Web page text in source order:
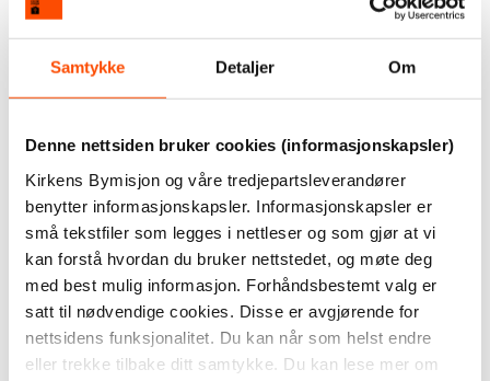
Samtykke Detaljer Om
Denne nettsiden bruker cookies (informasjonskapsler)
Kirkens Bymisjon og våre tredjepartsleverandører
benytter informasjonskapsler. Informasjonskapsler er
små tekstfiler som legges i nettleser og som gjør at vi
kan forstå hvordan du bruker nettstedet, og møte deg
med best mulig informasjon. Forhåndsbestemt valg er
satt til nødvendige cookies. Disse er avgjørende for
nettsidens funksjonalitet. Du kan når som helst endre
eller trekke tilbake ditt samtykke. Du kan lese mer om
Jesmonite er et miljøvennlig alternativ til betong
som gir fine overflater og presis struktur.
Støpemassen består av mineralbase og vannbasert
akrylvæske, og inneholder ingen løsemidler eller
216 på lager
Kr125,–
Telysholder
med
riller
–
Legg i handlekurv